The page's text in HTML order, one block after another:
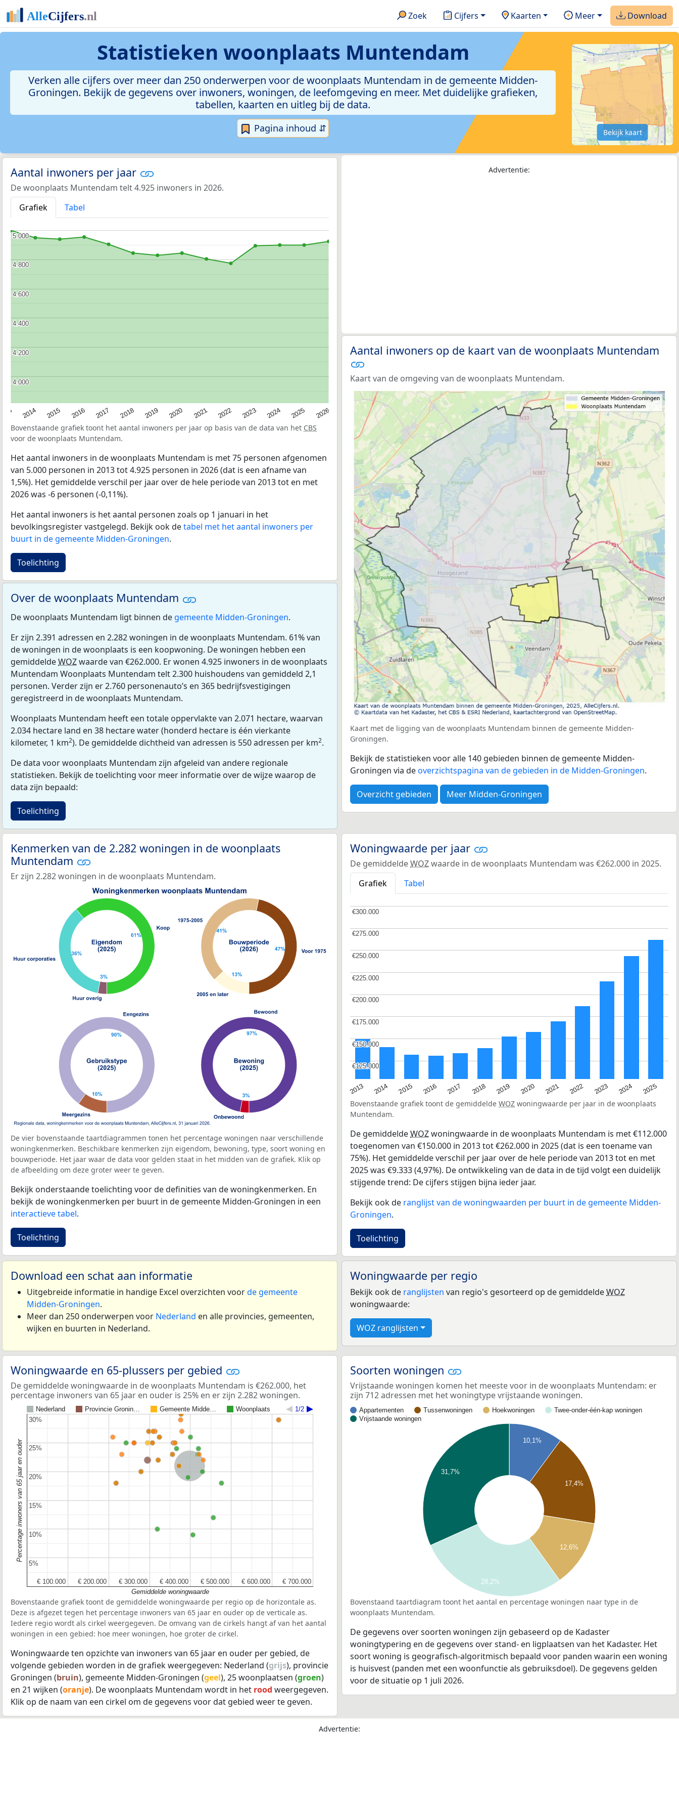
Zoek Cijfers Kaarten Meer Download
Statistieken woonplaats Muntendam
Verken alle cijfers over meer dan 250 onderwerpen voor de woonplaats Muntendam in de gemeente Midden-
Groningen. Bekijk de gegevens over inwoners, woningen, de leefomgeving en meer. Met duidelijke grafieken,
tabellen, kaarten en uitleg bij de data.
Pagina inhoud ⇵ Bekijk kaart
Aantal inwoners per jaar
De woonplaats Muntendam telt 4.925 inwoners in 2026.
Grafiek
Tabel
2014 2015 2016 2017 2018 2019 2020 2021 2022 2023 2024 2025 2026
4.000
4.000
4.200
4.200
4.400
4.400
4.600
4.600
4.800
4.800
5.000
5.000
Bovenstaande grafiek toont het aantal inwoners per jaar op basis van de data van het CBS
voor de woonplaats Muntendam.
Het aantal inwoners in de woonplaats Muntendam is met 75 personen afgenomen
van 5.000 personen in 2013 tot 4.925 personen in 2026 (dat is een afname van
1,5%). Het gemiddelde verschil per jaar over de hele periode van 2013 tot en met
2026 was -6 personen (-0,11%).
Het aantal inwoners is het aantal personen zoals op 1 januari in het
bevolkingsregister vastgelegd. Bekijk ook detabel met het aantal inwoners per
buurt in de gemeente Midden-Groningen.
Toelichting
Over de woonplaats Muntendam
De woonplaats Muntendam ligt binnen de gemeente Midden-Groningen.
Er zijn 2.391 adressen en 2.282 woningen in de woonplaats Muntendam. 61% van
de woningen in de woonplaats is een koopwoning. De woningen hebben een
gemiddeldeWOZwaarde van €262.000. Er wonen 4.925 inwoners in de woonplaats
Muntendam Woonplaats Muntendam telt 2.300 huishoudens van gemiddeld 2,1
personen. Verder zijn er 2.760 personenauto’s en 365 bedrijfsvestigingen
geregistreerd in de woonplaats Muntendam.
Woonplaats Muntendam heeft een totale oppervlakte van 2.071 hectare, waarvan
2.034 hectare land en 38 hectare water (honderd hectare is één vierkante
kilometer, 1 km2). De gemiddelde dichtheid van adressen is 550 adressen per km2.
De data voor woonplaats Muntendam zijn afgeleid van andere regionale
statistieken. Bekijk de toelichting voor meer informatie over de wijze waarop de
data zijn bepaald:
Toelichting
Advertentie:
Aantal inwoners op de kaart van de woonplaats Muntendam
Kaart van de omgeving van de woonplaats Muntendam.
Kaart met de ligging van de woonplaats Muntendam binnen de gemeente Midden-
Groningen.
Bekijk de statistieken voor alle 140 gebieden binnen de gemeente Midden-
Groningen via deoverzichtspagina van de gebieden in de Midden-Groningen.
Overzicht gebieden Meer Midden-Groningen
Kenmerken van de 2.282 woningen in de woonplaats
Muntendam
Er zijn 2.282 woningen in de woonplaats Muntendam.
De vier bovenstaande taartdiagrammen tonen het percentage woningen naar verschillende
woningkenmerken. Beschikbare kenmerken zijn eigendom, bewoning, type, soort woning en
bouwperiode. Het jaar waar de data voor gelden staat in het midden van de grafiek. Klik op
de afbeelding om deze groter weer te geven.
Bekijk onderstaande toelichting voor de definities van de woningkenmerken. En
bekijk de woningkenmerken per buurt in de gemeente Midden-Groningen in een
interactieve tabel.
Toelichting
Woningwaarde per jaar
De gemiddeldeWOZwaarde in de woonplaats Muntendam was €262.000 in 2025.
Grafiek
Tabel
2013 2014 2015 2016 2017 2018 2019 2020 2021 2022 2023 2024 2025
€125.000
€125.000
€150.000
€150.000
€175.000
€175.000
€200.000
€200.000
€225.000
€225.000
€250.000
€250.000
€275.000
€275.000
€300.000
€300.000
Bovenstaande grafiek toont de gemiddelde WOZ woningwaarde per jaar in de woonplaats
Muntendam.
De gemiddeldeWOZwoningwaarde in de woonplaats Muntendam is met €112.000
toegenomen van €150.000 in 2013 tot €262.000 in 2025 (dat is een toename van
75%). Het gemiddelde verschil per jaar over de hele periode van 2013 tot en met
2025 was €9.333 (4,97%). De ontwikkeling van de data in de tijd volgt een duidelijk
stijgende trend: De cijfers stijgen bijna ieder jaar.
Bekijk ook de ranglijst van de woningwaarden per buurt in de gemeente Midden-
Groningen.
Toelichting
Download een schat aan informatie
Uitgebreide informatie in handige Excel overzichten voorde gemeente
Midden-Groningen.
Meer dan 250 onderwerpen voor Nederland en alle provincies, gemeenten,
wijken en buurten in Nederland.
Woningwaarde per regio
Bekijk ook de ranglijsten van regio's gesorteerd op de gemiddeldeWOZ
woningwaarde:
WOZ ranglijsten
Woningwaarde en 65-plussers per gebied
De gemiddelde woningwaarde in de woonplaats Muntendam is €262.000, het
percentage inwoners van 65 jaar en ouder is 25% en er zijn 2.282 woningen.
Nederland Provincie Gronin… Gemeente Midde… Woonplaats 1/2
Nederland
€ 100.000
€ 100.000 € 200.000
€ 200.000 € 300.000
€ 300.000 € 400.000
€ 400.000 € 500.000
€ 500.000 € 600.000
€ 600.000 € 700.000
€ 700.000
5%
5%
10%
10%
15%
15%
20%
20%
25%
25%
30%
30%
Gemiddelde woningwaarde
Percentage inwoners van 65 jaar en ouder
Bovenstaande grafiek toont de gemiddelde woningwaarde per regio op de horizontale as.
Deze is afgezet tegen het percentage inwoners van 65 jaar en ouder op de verticale as.
Iedere regio wordt als cirkel weergegeven. De omvang van de cirkels hangt af van het aantal
woningen in een gebied: hoe meer woningen, hoe groter de cirkel.
Woningwaarde ten opzichte van inwoners van 65 jaar en ouder per gebied, de
volgende gebieden worden in de grafiek weergegeven: Nederland (grijs), provincie
Groningen (bruin), gemeente Midden-Groningen (geel), 25 woonplaatsen (groen)
en 21 wijken (oranje). De woonplaats Muntendam wordt in het rood weergegeven.
Klik op de naam van een cirkel om de gegevens voor dat gebied weer te geven.
Soorten woningen
Vrijstaande woningen komen het meeste voor in de woonplaats Muntendam: er
zijn 712 adressen met het woningtype vrijstaande woningen.
Appartementen Tussenwoningen Hoekwoningen
Twee-onder-één-kap woningen
Vrijstaande woningen
10,1%
17,4%
12,6%
31,7%
28,2%
Bovenstaand taartdiagram toont het aantal en percentage woningen naar type in de
woonplaats Muntendam.
De gegevens over soorten woningen zijn gebaseerd op de Kadaster
woningtypering en de gegevens over stand- en ligplaatsen van het Kadaster. Het
soort woning is geografisch-algoritmisch bepaald voor panden waarin een woning
is huisvest (panden met een woonfunctie als gebruiksdoel). De gegevens gelden
voor de situatie op 1 juli 2026.
Advertentie: